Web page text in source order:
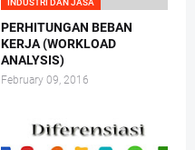
INDUSTRI DAN JASA
PERHITUNGAN BEBAN
KERJA (WORKLOAD
ANALYSIS)
February 09, 2016